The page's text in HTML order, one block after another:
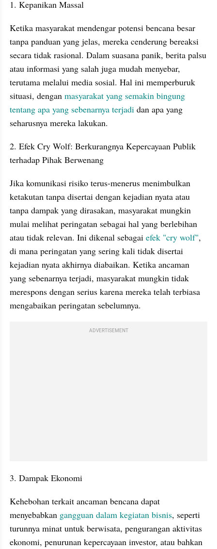
1. Kepanikan Massal
Ketika masyarakat mendengar potensi bencana besar
tanpa panduan yang jelas, mereka cenderung bereaksi
secara tidak rasional. Dalam suasana panik, berita palsu
atau informasi yang salah juga mudah menyebar,
terutama melalui media sosial. Hal ini memperburuk
situasi, dengan masyarakat yang semakin bingung
tentang apa yang sebenarnya terjadi dan apa yang
seharusnya mereka lakukan.
2. Efek Cry Wolf: Berkurangnya Kepercayaan Publik
terhadap Pihak Berwenang
Jika komunikasi risiko terus-menerus menimbulkan
ketakutan tanpa disertai dengan kejadian nyata atau
tanpa dampak yang dirasakan, masyarakat mungkin
mulai melihat peringatan sebagai hal yang berlebihan
atau tidak relevan. Ini dikenal sebagai efek "cry wolf",
di mana peringatan yang sering kali tidak disertai
kejadian nyata akhirnya diabaikan. Ketika ancaman
yang sebenarnya terjadi, masyarakat mungkin tidak
merespons dengan serius karena mereka telah terbiasa
mengabaikan peringatan sebelumnya.
ADVERTISEMENT
3. Dampak Ekonomi
Kehebohan terkait ancaman bencana dapat
menyebabkan gangguan dalam kegiatan bisnis, seperti
turunnya minat untuk berwisata, pengurangan aktivitas
ekonomi, penurunan kepercayaan investor, atau bahkan